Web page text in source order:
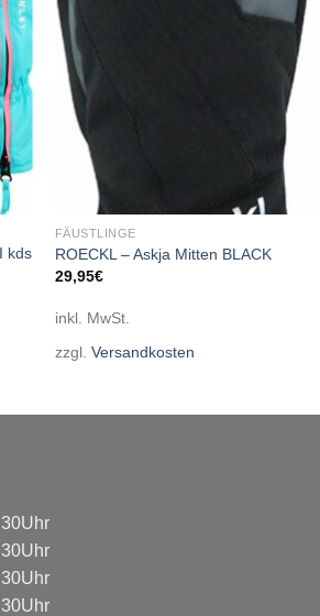
kds
FÄUSTLINGE
ROECKL – Askja Mitten BLACK
29,95€
inkl. MwSt.
zzgl. Versandkosten